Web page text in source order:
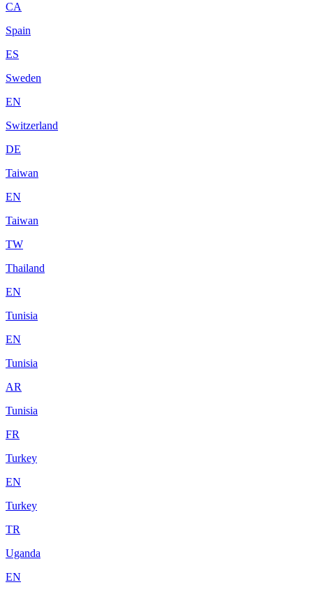
CA
Spain
ES
Sweden
EN
Switzerland
DE
Taiwan
EN
Taiwan
TW
Thailand
EN
Tunisia
EN
Tunisia
AR
Tunisia
FR
Turkey
EN
Turkey
TR
Uganda
EN